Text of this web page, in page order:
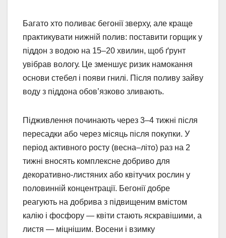
Багато хто поливає бегонії зверху, але краще
практикувати нижній полив: поставити горщик у
піддон з водою на 15–20 хвилин, щоб ґрунт
увібрав вологу. Це зменшує ризик намокання
основи стебел і появи гнилі. Після поливу зайву
воду з піддона обов’язково зливають.
Підживлення починають через 3–4 тижні після
пересадки або через місяць після покупки. У
період активного росту (весна–літо) раз на 2
тижні вносять комплексне добриво для
декоративно-листяних або квітучих рослин у
половинній концентрації. Бегонії добре
реагують на добрива з підвищеним вмістом
калію і фосфору — квіти стають яскравішими, а
листя — міцнішим. Восени і взимку